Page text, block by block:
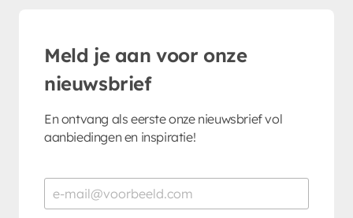
Meld je aan voor onze
nieuwsbrief
En ontvang als eerste onze nieuwsbrief vol
aanbiedingen en inspiratie!